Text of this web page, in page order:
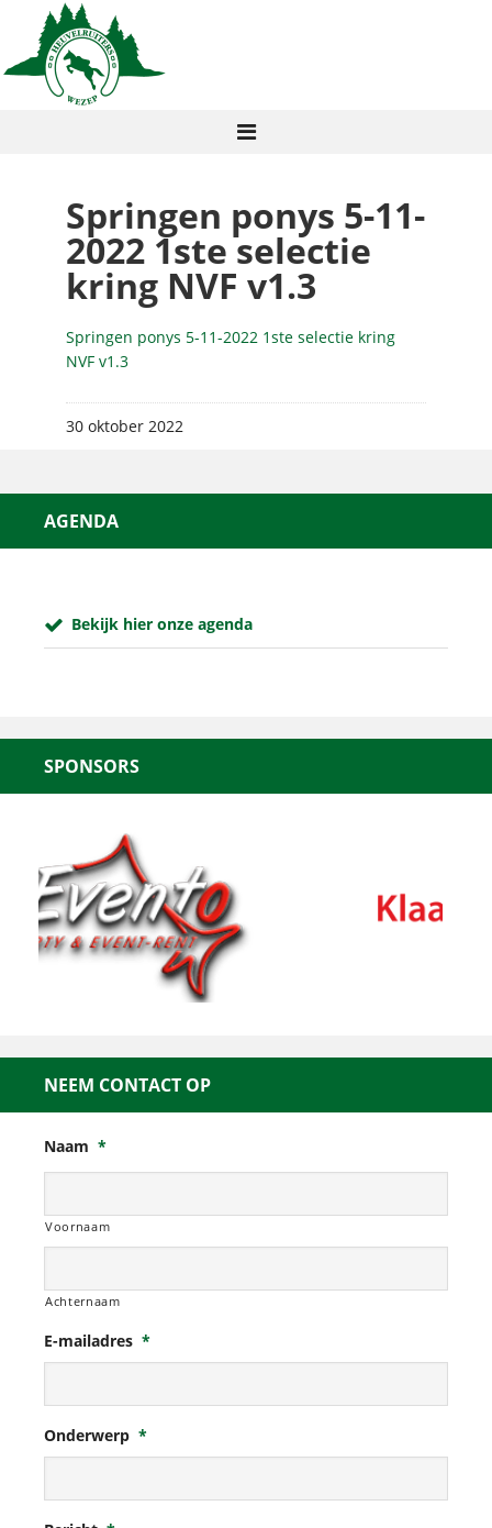
Springen ponys 5-11-
2022 1ste selectie
kring NVF v1.3
Springen ponys 5-11-2022 1ste selectie kring
NVF v1.3
30 oktober 2022
AGENDA
Bekijk hier onze agenda
SPONSORS
NEEM CONTACT OP
Naam *
Voornaam
Achternaam
E-mailadres *
Onderwerp *